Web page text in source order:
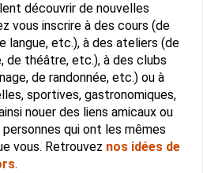
découvrir de nouvelles
vous inscrire à des cours (de
langue, etc.), à des ateliers (de
de théâtre, etc.), à des clubs
de randonnée, etc.) ou à
sportives, gastronomiques,
nouer des liens amicaux ou
qui ont les mêmes
vous. Retrouvez nos idées de
.